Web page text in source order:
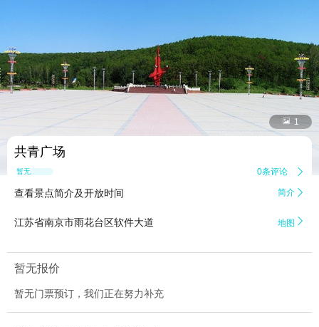
 1
共青广场
暂无点评 0条评论 
查看景点简介及开放时间 简介 
江苏省南京市雨花台区软件大道 地图 
暂无报价
暂无门票预订，我们正在努力补充